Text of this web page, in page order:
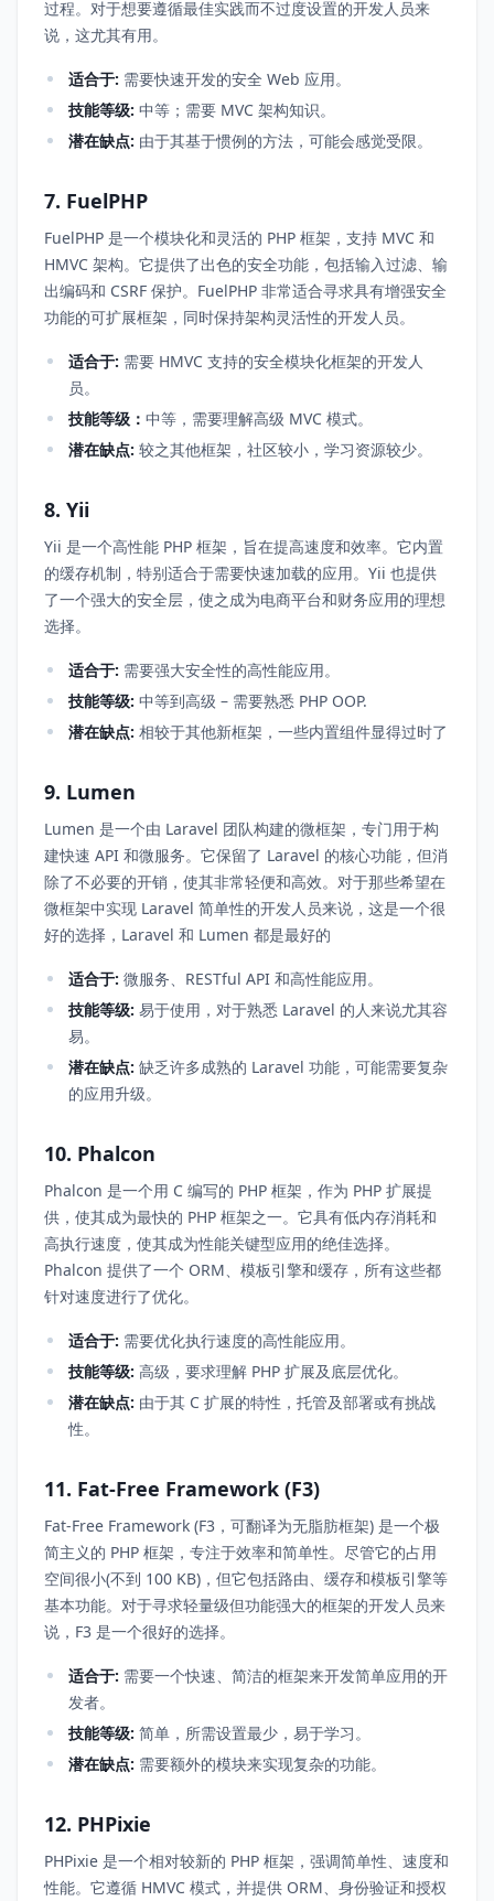
过程。对于想要遵循最佳实践而不过度设置的开发人员来
说，这尤其有用。
适合于: 需要快速开发的安全 Web 应用。
技能等级: 中等；需要 MVC 架构知识。
潜在缺点: 由于其基于惯例的方法，可能会感觉受限。
7. FuelPHP
FuelPHP 是一个模块化和灵活的 PHP 框架，支持 MVC 和
HMVC 架构。它提供了出色的安全功能，包括输入过滤、输
出编码和 CSRF 保护。FuelPHP 非常适合寻求具有增强安全
功能的可扩展框架，同时保持架构灵活性的开发人员。
适合于: 需要 HMVC 支持的安全模块化框架的开发人
员。
技能等级： 中等，需要理解高级 MVC 模式。
潜在缺点: 较之其他框架，社区较小，学习资源较少。
8. Yii
Yii 是一个高性能 PHP 框架，旨在提高速度和效率。它内置
的缓存机制，特别适合于需要快速加载的应用。Yii 也提供
了一个强大的安全层，使之成为电商平台和财务应用的理想
选择。
适合于: 需要强大安全性的高性能应用。
技能等级: 中等到高级 – 需要熟悉 PHP OOP.
潜在缺点: 相较于其他新框架，一些内置组件显得过时了
9. Lumen
Lumen 是一个由 Laravel 团队构建的微框架，专门用于构
建快速 API 和微服务。它保留了 Laravel 的核心功能，但消
除了不必要的开销，使其非常轻便和高效。对于那些希望在
微框架中实现 Laravel 简单性的开发人员来说，这是一个很
好的选择，Laravel 和 Lumen 都是最好的
适合于: 微服务、RESTful API 和高性能应用。
技能等级: 易于使用，对于熟悉 Laravel 的人来说尤其容
易。
潜在缺点: 缺乏许多成熟的 Laravel 功能，可能需要复杂
的应用升级。
10. Phalcon
Phalcon 是一个用 C 编写的 PHP 框架，作为 PHP 扩展提
供，使其成为最快的 PHP 框架之一。它具有低内存消耗和
高执行速度，使其成为性能关键型应用的绝佳选择。
Phalcon 提供了一个 ORM、模板引擎和缓存，所有这些都
针对速度进行了优化。
适合于: 需要优化执行速度的高性能应用。
技能等级: 高级，要求理解 PHP 扩展及底层优化。
潜在缺点: 由于其 C 扩展的特性，托管及部署或有挑战
性。
11. Fat-Free Framework (F3)
Fat-Free Framework (F3，可翻译为无脂肪框架) 是一个极
简主义的 PHP 框架，专注于效率和简单性。尽管它的占用
空间很小(不到 100 KB)，但它包括路由、缓存和模板引擎等
基本功能。对于寻求轻量级但功能强大的框架的开发人员来
说，F3 是一个很好的选择。
适合于: 需要一个快速、简洁的框架来开发简单应用的开
发者。
技能等级: 简单，所需设置最少，易于学习。
潜在缺点: 需要额外的模块来实现复杂的功能。
12. PHPixie
PHPixie 是一个相对较新的 PHP 框架，强调简单性、速度和
性能。它遵循 HMVC 模式，并提供 ORM、身份验证和授权